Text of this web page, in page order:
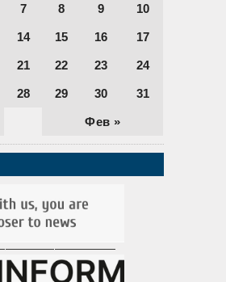
Фев »
7 8 9 10
14 15 16 17
21 22 23 24
28 29 30 31